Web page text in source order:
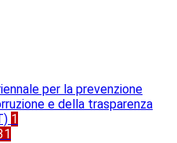
per la prevenzione
e della trasparenza
1